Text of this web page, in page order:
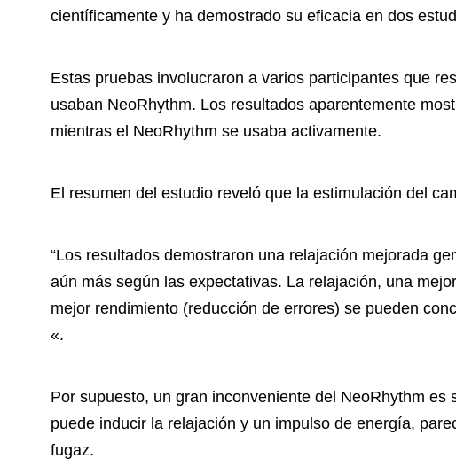
científicamente y ha demostrado su eficacia en dos
Estas pruebas involucraron a varios participantes que
usaban NeoRhythm. Los resultados aparentemente
mientras el NeoRhythm se usaba activamente.
El resumen del estudio reveló que la estimulación del
“Los resultados demostraron una relajación mejorada
aún más según las expectativas. La relajación, una
mejor rendimiento (reducción de errores) se pueden
«.
Por supuesto, un gran inconveniente del NeoRhythm
puede inducir la relajación y un impulso de energía,
fugaz.